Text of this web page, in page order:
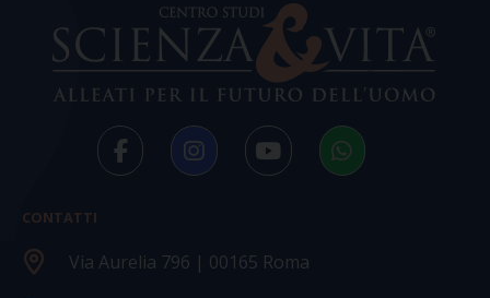
CONTATTI
Via Aurelia 796 | 00165 Roma